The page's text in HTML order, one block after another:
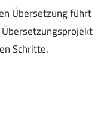
Übersetzung führt
Schritte.